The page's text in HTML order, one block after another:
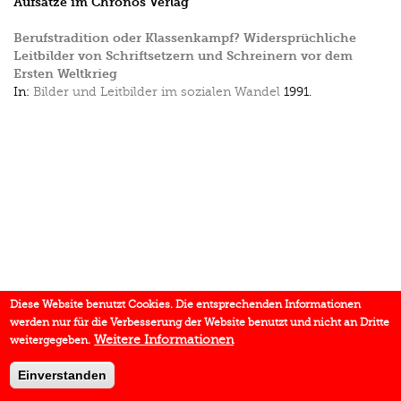
Berufstradition oder Klassenkampf? Widersprüchliche
Leitbilder von Schriftsetzern und Schreinern vor dem
Ersten Weltkrieg
In: Bilder und Leitbilder im sozialen Wandel 1991.
Diese Website benutzt Cookies. Die entsprechenden Informationen
werden nur für die Verbesserung der Website benutzt und nicht an Dritte
weitergegeben. Weitere Informationen
Einverstanden